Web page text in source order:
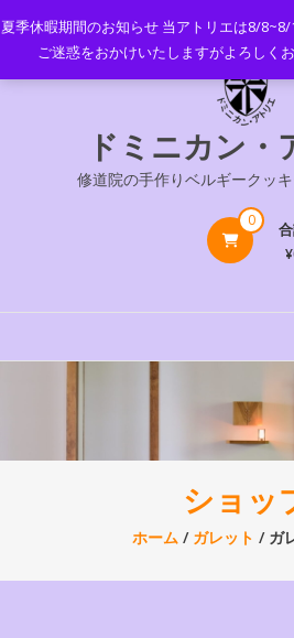
夏季休暇期間のお知らせ 当アトリエは8/8~8/
ご迷惑をおかけいたしますがよろしく
ン
ン
ドミニカン・
修道院の手作りベルギークッ
0
ショッ
ホーム / ガレット / ガ